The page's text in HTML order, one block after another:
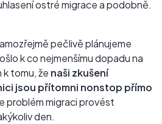
ostré migrace a podobně.
pečlivě plánujeme
k co nejmenšímu dopadu na
tomu, že naši zkušení
jsou přítomni nonstop přímo
problém migraci provést
den.